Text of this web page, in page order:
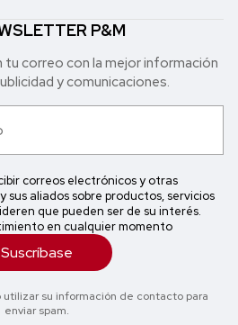
P&M
correo con la mejor in formación
y comunicaciones.
correos electrónicos y otras
sus aliados sobre productos, servicios
que pueden ser de su interés.
en cualquier momento
Suscríbase
utilizar su información de contacto para
enviar spam.